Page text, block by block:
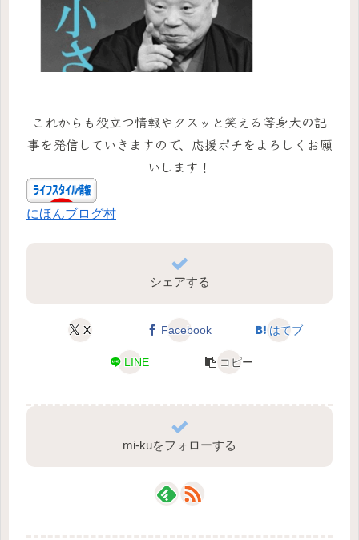
これからも役立つ情報やクスッと笑える等身大の記
事を発信していきますので、応援ポチをよろしくお願
いします！
にほんブログ村
シェアする
X Facebook はてブ
LINE コピー
mi-kuをフォローする